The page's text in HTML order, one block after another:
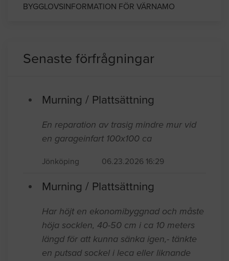
BYGGLOVSINFORMATION FÖR VÄRNAMO
Senaste förfrågningar
Murning / Plattsättning
En reparation av trasig mindre mur vid
en garageinfart 100x100 ca
Jönköping 06.23.2026 16:29
Murning / Plattsättning
Har höjt en ekonomibyggnad och måste
höja socklen, 40-50 cm i ca 10 meters
längd för att kunna sänka igen,- tänkte
en putsad sockel i leca eller liknande